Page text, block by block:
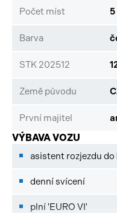
Počet míst 5
Barva
STK 202512
Země původu
První majitel
VÝBAVA VOZU
asistent rozjezdu do
denní svícení
plní 'EURO VI'